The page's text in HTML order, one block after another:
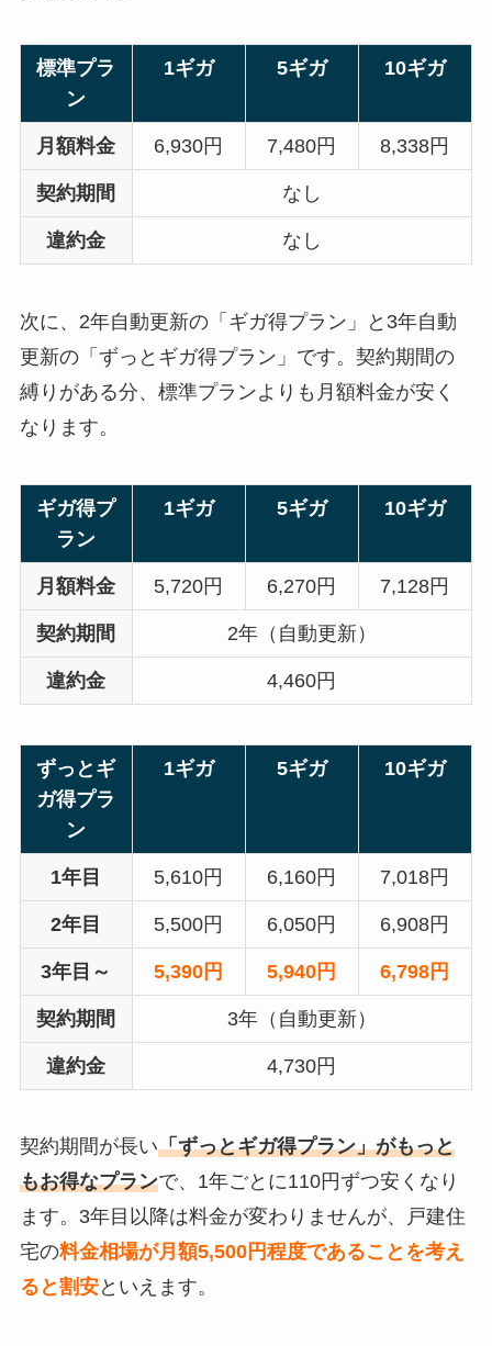
標準プラ
ン
1ギガ 5ギガ 10ギガ
月額料金 6,930円 7,480円 8,338円
契約期間 なし
違約金 なし
次に、2年自動更新の「ギガ得プラン」と3年自動
更新の「ずっとギガ得プラン」です。契約期間の
縛りがある分、標準プランよりも月額料金が安く
なります。
ギガ得プ
ラン
1ギガ 5ギガ 10ギガ
月額料金 5,720円 6,270円 7,128円
契約期間 2年（自動更新）
違約金 4,460円
ずっとギ
ガ得プラ
ン
1ギガ 5ギガ 10ギガ
1年目 5,610円 6,160円 7,018円
2年目 5,500円 6,050円 6,908円
3年目～ 5,390円 5,940円 6,798円
契約期間 3年（自動更新）
違約金 4,730円
契約期間が長い「ずっとギガ得プラン」がもっと
もお得なプランで、1年ごとに110円ずつ安くなり
ます。3年目以降は料金が変わりませんが、戸建住
宅の料金相場が月額5,500円程度であることを考え
ると割安といえます。